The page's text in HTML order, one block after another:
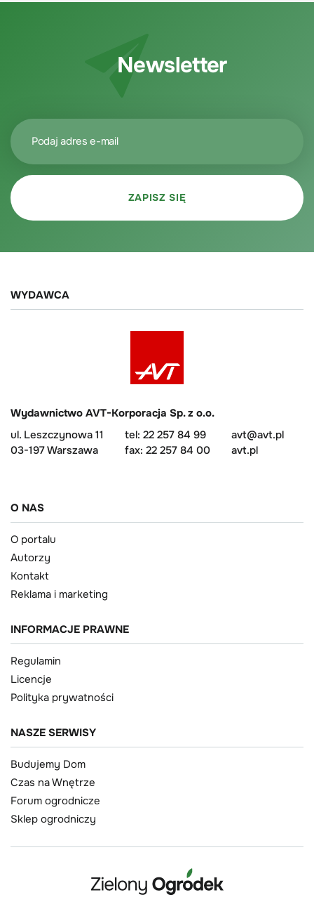
Newsletter
WYDAWCA
Wydawnictwo AVT-Korporacja Sp. z o.o.
ul. Leszczynowa 11
03-197 Warszawa
tel: 22 257 84 99
fax: 22 257 84 00
avt@avt.pl
avt.pl
O NAS
O portalu
Autorzy
Kontakt
Reklama i marketing
INFORMACJE PRAWNE
Regulamin
Licencje
Polityka prywatności
NASZE SERWISY
Budujemy Dom
Czas na Wnętrze
Forum ogrodnicze
Sklep ogrodniczy